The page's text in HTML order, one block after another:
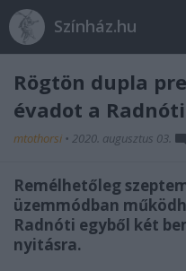
Színház.hu
Rögtön dupla
évadot a Radnóti
mtothorsi • 2020. augusztus 03.
Remélhetőleg
üzemmódban
Radnóti egyből két
nyitásra.